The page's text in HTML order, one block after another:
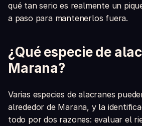
qué tan serio es realmente un
a paso para mantenerlos fuera.
¿Qué especie de
Marana?
Varias especies de alacranes
alrededor de Marana, y la
todo por dos razones: evaluar el